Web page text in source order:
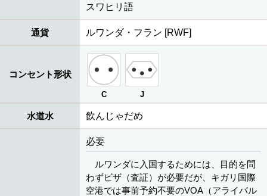
スワヒリ語
通貨 ルワンダ・フラン [RWF]
コンセント形状
C J
水道水 飲んじゃだめ
必要
ルワンダに入国するためには、目的を問
わずビザ（査証）が必要だが、キガリ国際
空港では事前予約不要のVOA（アライバル